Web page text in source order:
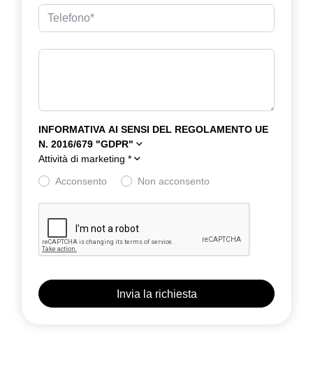
INFORMATIVA AI SENSI DEL REGOLAMENTO UE
N. 2016/679 "GDPR"
Attività di marketing *
Acconsento Non acconsento